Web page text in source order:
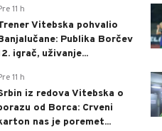
11 h
Vitebska pohvalio
Publika Borčev
igrač, uživanje...
11 h
iz redova Vitebska o
od Borca: Crveni
nas je poremet...